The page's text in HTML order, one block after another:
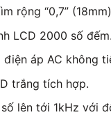
rộng “0,7”
LCD 2000 số đếm.
áp AC không
trắng tích hợp.
lên tới 1kHz với